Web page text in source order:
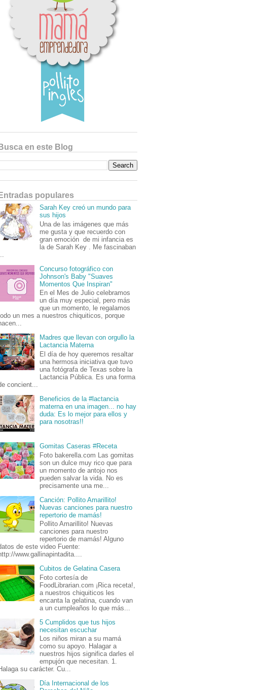
Busca en este Blog
Entradas populares
Sarah Key creó un mundo para
sus hijos
Una de las imágenes que más
me gusta y que recuerdo con
gran emoción de mi infancia es
la de Sarah Key . Me fascinaban
Concurso fotográfico con
Johnson's Baby "Suaves
Momentos Que Inspiran"
En el Mes de Julio celebramos
un día muy especial, pero más
que un momento, le regalamos
un mes a nuestros chiquiticos, porque
Madres que llevan con orgullo la
Lactancia Materna
El día de hoy queremos resaltar
una hermosa iniciativa que tuvo
una fotógrafa de Texas sobre la
Lactancia Pública. Es una forma
concient...
Beneficios de la #lactancia
materna en una imagen... no hay
duda: Es lo mejor para ellos y
para nosotras!!
Gomitas Caseras #Receta
Foto bakerella.com Las gomitas
son un dulce muy rico que para
un momento de antojo nos
pueden salvar la vida. No es
precisamente una me...
Canción: Pollito Amarillito!
Nuevas canciones para nuestro
repertorio de mamás!
Pollito Amarillito! Nuevas
canciones para nuestro
repertorio de mamás! Alguno
de este video Fuente:
www.gallinapintadita....
Cubitos de Gelatina Casera
Foto cortesía de
FoodLibrarian.com ¡Rica receta!,
a nuestros chiquiticos les
encanta la gelatina, cuando van
a un cumpleaños lo que más...
5 Cumplidos que tus hijos
necesitan escuchar
Los niños miran a su mamá
como su apoyo. Halagar a
nuestros hijos significa darles el
empujón que necesitan. 1.
su carácter. Cu...
Día Internacional de los